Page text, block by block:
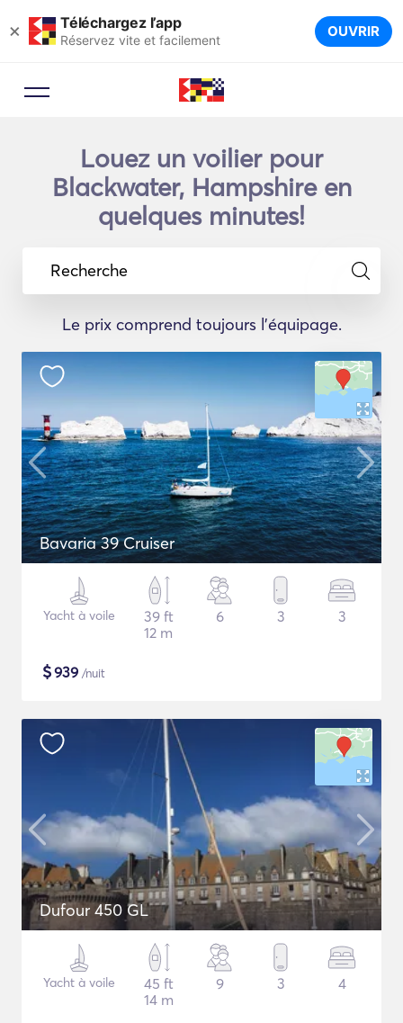
× Téléchargez l’app
Réservez vite et facilement OUVRIR
Louez un voilier pour
Blackwater, Hampshire en
quelques minutes!
Recherche
Le prix comprend toujours l'équipage.
Bavaria 39 Cruiser
Yacht à voile
39 ft
12 m
6 3 3
$939 /nuit
Dufour 450 GL
Yacht à voile
45 ft
14 m
9 3 4